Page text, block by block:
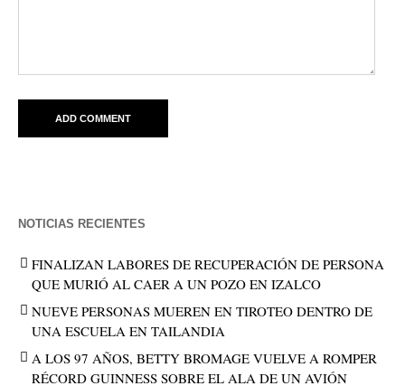
NOTICIAS RECIENTES
FINALIZAN LABORES DE RECUPERACIÓN DE PERSONA
QUE MURIÓ AL CAER A UN POZO EN IZALCO
NUEVE PERSONAS MUEREN EN TIROTEO DENTRO DE
UNA ESCUELA EN TAILANDIA
A LOS 97 AÑOS, BETTY BROMAGE VUELVE A ROMPER
RÉCORD GUINNESS SOBRE EL ALA DE UN AVIÓN